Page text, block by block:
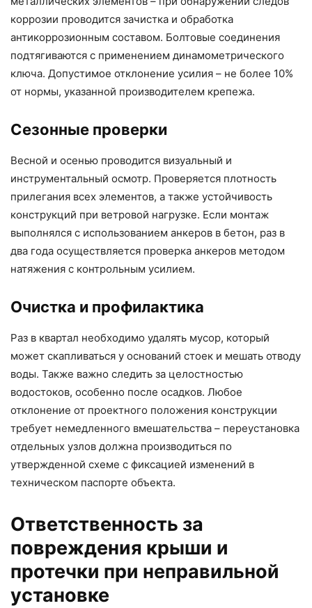
коррозии проводится зачистка и обработка
антикоррозионным составом. Болтовые соединения
подтягиваются с применением динамометрического
ключа. Допустимое отклонение усилия – не более 10%
от нормы, указанной производителем крепежа.
Сезонные проверки
Весной и осенью проводится визуальный и
инструментальный осмотр. Проверяется плотность
прилегания всех элементов, а также устойчивость
конструкций при ветровой нагрузке. Если монтаж
выполнялся с использованием анкеров в бетон, раз в
два года осуществляется проверка анкеров методом
натяжения с контрольным усилием.
Очистка и профилактика
Раз в квартал необходимо удалять мусор, который
может скапливаться у оснований стоек и мешать отводу
воды. Также важно следить за целостностью
водостоков, особенно после осадков. Любое
отклонение от проектного положения конструкции
требует немедленного вмешательства – переустановка
отдельных узлов должна производиться по
утвержденной схеме с фиксацией изменений в
техническом паспорте объекта.
Ответственность за
повреждения крыши и
протечки при неправильной
установке